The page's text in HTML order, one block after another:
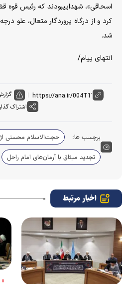
اسحاقی»، شهداییبودند که رئیس قوه
کرد و از درگاه پروردگار متعال، علو
شد.
انتهای پیام/
اشتراک
برچسب ها: حجت‌الاسلام محسنی
تجدید میثاق با آرمان‌های امام راحل
اخبار مرتبط